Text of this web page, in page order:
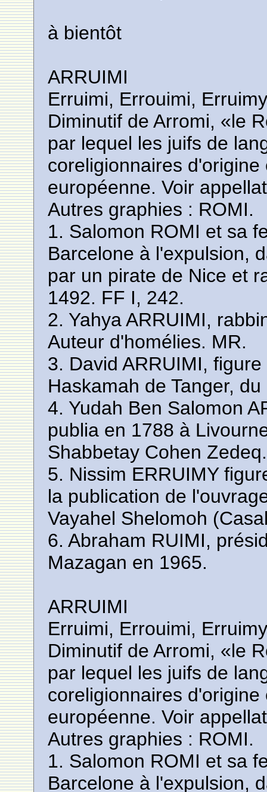
à bientôt
ARRUIMI
Erruimi, Errouimi,
Diminutif de Arromi, «le
par lequel les juifs de
coreligionnaires
européenne. Voir
Autres graphies : ROMI.
1. Salomon ROMI et sa
Barcelone à l'expulsion,
par un pirate de Nice et
1492. FF I, 242.
2. Yahya ARRUIMI,
Auteur d'homélies. MR.
3. David ARRUIMI,
Haskamah de Tanger,
4. Yudah Ben Salomon
publia en 1788 à
Shabbetay Cohen
5. Nissim ERRUIMY
la publication de
Vayahel Shelomoh
6. Abraham RUIMI,
Mazagan en 1965.
ARRUIMI
Erruimi, Errouimi,
Diminutif de Arromi, «le
par lequel les juifs de
coreligionnaires
européenne. Voir
Autres graphies : ROMI.
1. Salomon ROMI et sa
Barcelone à l'expulsion,